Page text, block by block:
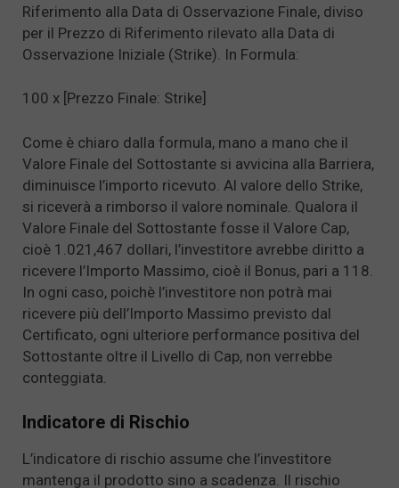
Riferimento alla Data di Osservazione Finale, diviso
per il Prezzo di Riferimento rilevato alla Data di
Osservazione Iniziale (Strike). In Formula:
100 x [Prezzo Finale: Strike]
Come è chiaro dalla formula, mano a mano che il
Valore Finale del Sottostante si avvicina alla Barriera,
diminuisce l’importo ricevuto. Al valore dello Strike,
si riceverà a rimborso il valore nominale. Qualora il
Valore Finale del Sottostante fosse il Valore Cap,
cioè 1.021,467 dollari, l’investitore avrebbe diritto a
ricevere l’Importo Massimo, cioè il Bonus, pari a 118.
In ogni caso, poichè l’investitore non potrà mai
ricevere più dell’Importo Massimo previsto dal
Certificato, ogni ulteriore performance positiva del
Sottostante oltre il Livello di Cap, non verrebbe
conteggiata.
Indicatore di Rischio
L’indicatore di rischio assume che l’investitore
mantenga il prodotto sino a scadenza. Il rischio